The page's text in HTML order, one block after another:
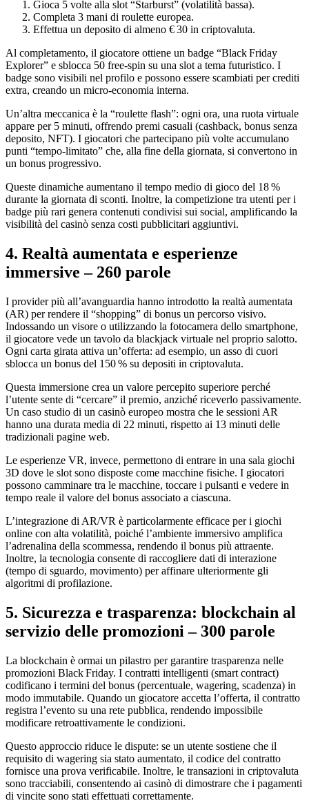
Gioca 5 volte alla slot “Starburst” (volatilità bassa).
Completa 3 mani di roulette europea.
Effettua un deposito di almeno € 30 in criptovaluta.
Al completamento, il giocatore ottiene un badge “Black Friday
Explorer” e sblocca 50 free‑spin su una slot a tema futuristico. I
badge sono visibili nel profilo e possono essere scambiati per crediti
extra, creando un micro‑economia interna.
Un’altra meccanica è la “roulette flash”: ogni ora, una ruota virtuale
appare per 5 minuti, offrendo premi casuali (cashback, bonus senza
deposito, NFT). I giocatori che partecipano più volte accumulano
punti “tempo‑limitato” che, alla fine della giornata, si convertono in
un bonus progressivo.
Queste dinamiche aumentano il tempo medio di gioco del 18 %
durante la giornata di sconti. Inoltre, la competizione tra utenti per i
badge più rari genera contenuti condivisi sui social, amplificando la
visibilità del casinò senza costi pubblicitari aggiuntivi.
4. Realtà aumentata e esperienze
immersive – 260 parole
I provider più all’avanguardia hanno introdotto la realtà aumentata
(AR) per rendere il “shopping” di bonus un percorso visivo.
Indossando un visore o utilizzando la fotocamera dello smartphone,
il giocatore vede un tavolo da blackjack virtuale nel proprio salotto.
Ogni carta girata attiva un’offerta: ad esempio, un asso di cuori
sblocca un bonus del 150 % su depositi in criptovaluta.
Questa immersione crea un valore percepito superiore perché
l’utente sente di “cercare” il premio, anziché riceverlo passivamente.
Un caso studio di un casinò europeo mostra che le sessioni AR
hanno una durata media di 22 minuti, rispetto ai 13 minuti delle
tradizionali pagine web.
Le esperienze VR, invece, permettono di entrare in una sala giochi
3D dove le slot sono disposte come macchine fisiche. I giocatori
possono camminare tra le macchine, toccare i pulsanti e vedere in
tempo reale il valore del bonus associato a ciascuna.
L’integrazione di AR/VR è particolarmente efficace per i giochi
online con alta volatilità, poiché l’ambiente immersivo amplifica
l’adrenalina della scommessa, rendendo il bonus più attraente.
Inoltre, la tecnologia consente di raccogliere dati di interazione
(tempo di sguardo, movimento) per affinare ulteriormente gli
algoritmi di profilazione.
5. Sicurezza e trasparenza: blockchain al
servizio delle promozioni – 300 parole
La blockchain è ormai un pilastro per garantire trasparenza nelle
promozioni Black Friday. I contratti intelligenti (smart contract)
codificano i termini del bonus (percentuale, wagering, scadenza) in
modo immutabile. Quando un giocatore accetta l’offerta, il contratto
registra l’evento su una rete pubblica, rendendo impossibile
modificare retroattivamente le condizioni.
Questo approccio riduce le dispute: se un utente sostiene che il
requisito di wagering sia stato aumentato, il codice del contratto
fornisce una prova verificabile. Inoltre, le transazioni in criptovaluta
sono tracciabili, consentendo ai casinò di dimostrare che i pagamenti
di vincite sono stati effettuati correttamente.